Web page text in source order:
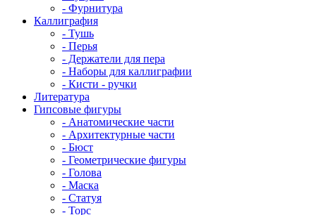
- Фурнитура
Каллиграфия
- Тушь
- Перья
- Держатели для пера
- Наборы для каллиграфии
- Кисти - ручки
Литература
Гипсовые фигуры
- Анатомические части
- Архитектурные части
- Бюст
- Геометрические фигуры
- Голова
- Маска
- Статуя
- Торс